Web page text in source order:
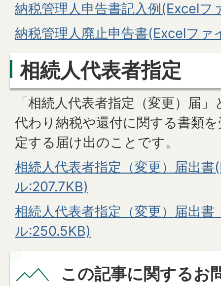
納税管理人申告書記入例(Excelフ
納税管理人廃止申告書(Excelファ
相続人代表者指定
「相続人代表者指定（変更）届
代わり 納税や還付に関する書類
定する届け出のことです。
相続人代表者指定（変更）届出書
ル:207.7KB)
相続人代表者指定（変更）届出
ル:250.5KB)
この記事に関するお